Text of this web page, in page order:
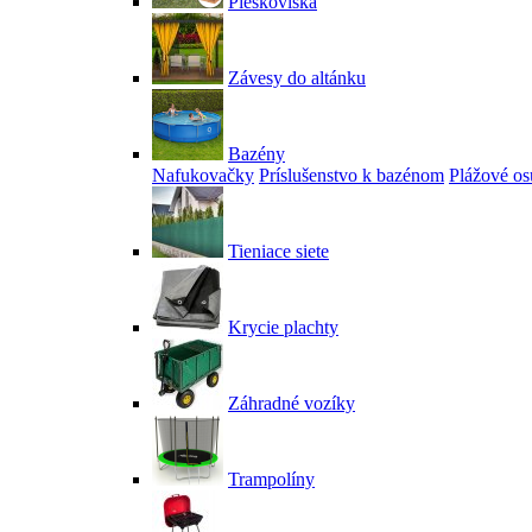
Závesy do altánku
Bazény
Nafukovačky Príslušenstvo k bazénom Plážové
Tieniace siete
Krycie plachty
Záhradné vozíky
Trampolíny